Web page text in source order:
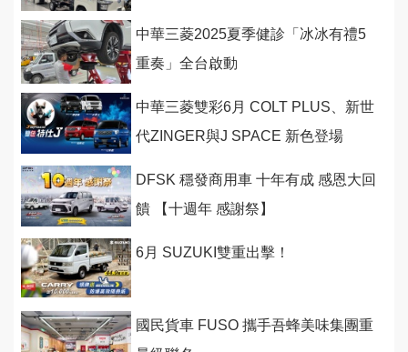
中華三菱2025夏季健診「冰冰有禮5
重奏」全台啟動
中華三菱雙彩6月 COLT PLUS、新世
代ZINGER與J SPACE 新色登場
DFSK 穩發商用車 十年有成 感恩大回
饋 【十週年 感謝祭】
6月 SUZUKI雙重出擊！
國民貨車 FUSO 攜手吾蜂美味集團重